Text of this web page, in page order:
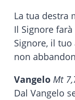
La tua destra
Il Signore
Signore, il
non
Vangelo Mt
Dal Vangelo